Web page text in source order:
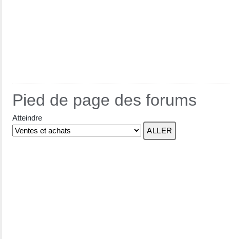
Pied de page des forums
Atteindre